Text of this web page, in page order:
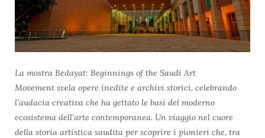
La mostra Bedayat: Beginnings of the Saudi Art
Movement svela opere inedite e archivi storici, celebrando
l’audacia creativa che ha gettato le basi del moderno
ecosistema dell’arte contemporanea. Un viaggio nel cuore
della storia artistica saudita per scoprire i pionieri che, tra